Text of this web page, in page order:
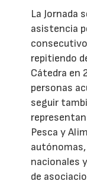
La Jornada
asistencia
repitiendo
Cátedra en
personas
seguir
Pesca y
nacionales
de